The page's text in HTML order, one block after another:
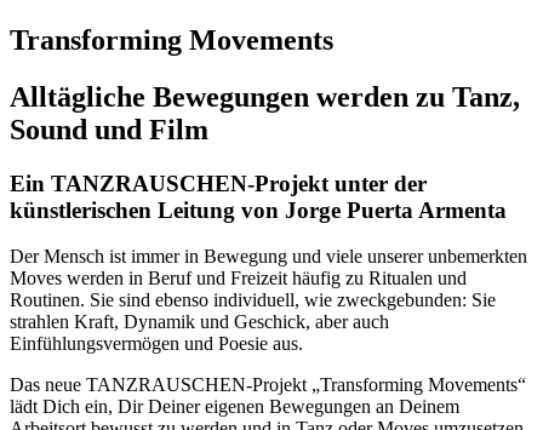
Transforming Movements
Alltägliche Bewegungen werden zu Tanz,
Sound und Film
Ein TANZRAUSCHEN-Projekt unter der
künstlerischen Leitung von Jorge Puerta Armenta
Der Mensch ist immer in Bewegung und viele unserer unbemerkten
Moves werden in Beruf und Freizeit häufig zu Ritualen und
Routinen. Sie sind ebenso individuell, wie zweckgebunden: Sie
strahlen Kraft, Dynamik und Geschick, aber auch
Einfühlungsvermögen und Poesie aus.
Das neue TANZRAUSCHEN-Projekt „Transforming Movements“
lädt Dich ein, Dir Deiner eigenen Bewegungen an Deinem